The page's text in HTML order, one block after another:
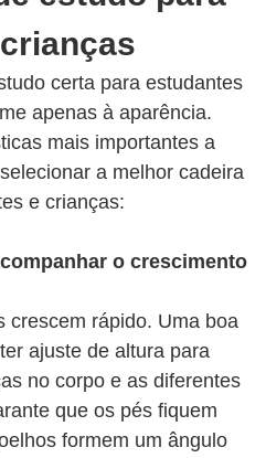
certa para estudantes
apenas à aparência.
mais importantes a
a melhor cadeira
e crianças:
o crescimento
crescem rápido. Uma boa
ajuste de altura para
no corpo e as diferentes
que os pés fiquem
formem um ângulo